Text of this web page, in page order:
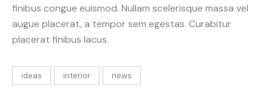
finibus congue euismod. Nullam scelerisque massa vel
augue placerat, a tempor sem egestas. Curabitur
placerat finibus lacus.
ideas interior news